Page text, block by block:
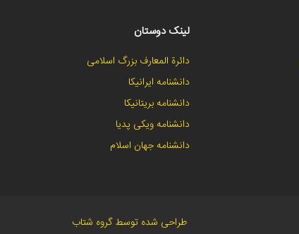
لینک دوستان
دائرة المعارف بزرگ اسلامی
دانشنامه ایرانیکا
دانشنامه بریتانیکا
دانشنامه ویکی پدیا
دانشنامه جهان اسلام
طراحی شده توسط گروه شتاب